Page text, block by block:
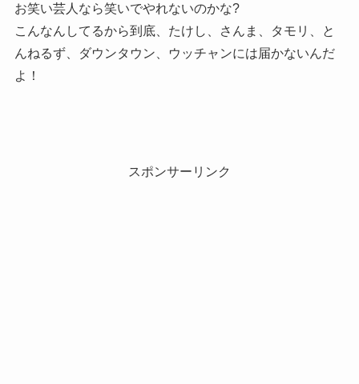
お笑い芸人なら笑いでやれないのかな?
こんなんしてるから到底、たけし、さんま、タモリ、と
んねるず、ダウンタウン、ウッチャンには届かないんだ
よ！
スポンサーリンク